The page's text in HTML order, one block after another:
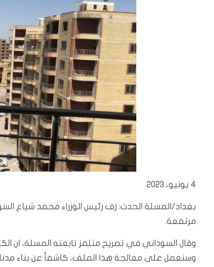
4 يونيو، 2023
بغداد/المسلة الحدث: زف رئيس الوزراء محمد شياع
مرتفعة.
وقال السوداني في تصريح متلفز تابعته المسلة، ان
وسنعمل على معالجة هذا الملف، كاشفاً عن بناء